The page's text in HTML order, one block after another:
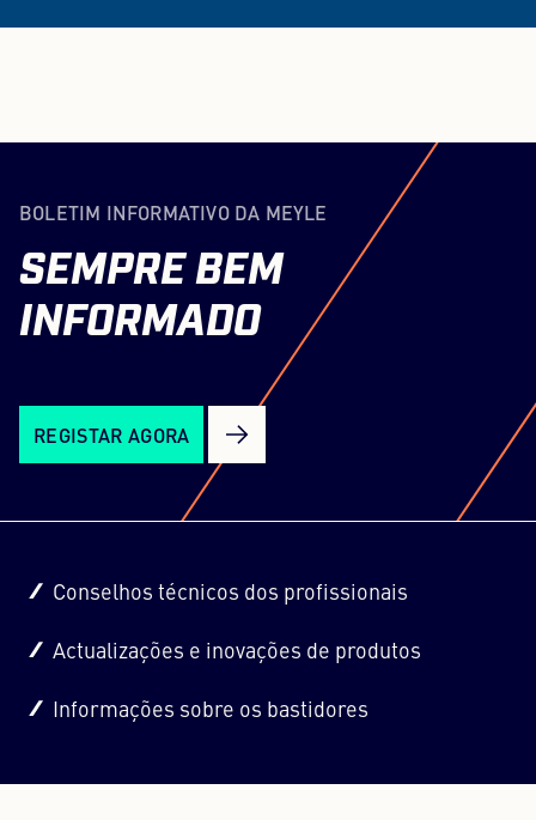
BOLETIM INFORMATIVO DA MEYLE
SEMPRE BEM
INFORMADO
REGISTAR AGORA
Conselhos técnicos dos profissionais
Actualizações e inovações de produtos
Informações sobre os bastidores